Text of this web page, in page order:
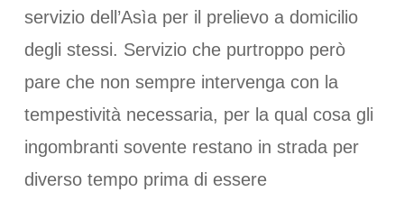
servizio dell’Asìa per il prelievo a domicilio
degli stessi. Servizio che purtroppo però
pare che non sempre intervenga con la
tempestività necessaria, per la qual cosa gli
ingombranti sovente restano in strada per
diverso tempo prima di essere